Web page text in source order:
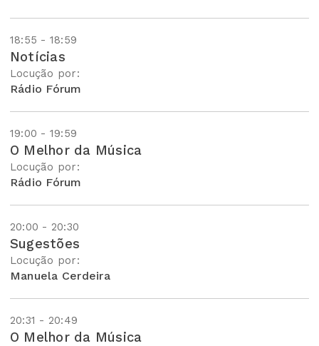
18:55 - 18:59
Notícias
Locução por:
Rádio Fórum
19:00 - 19:59
O Melhor da Música
Locução por:
Rádio Fórum
20:00 - 20:30
Sugestões
Locução por:
Manuela Cerdeira
20:31 - 20:49
O Melhor da Música